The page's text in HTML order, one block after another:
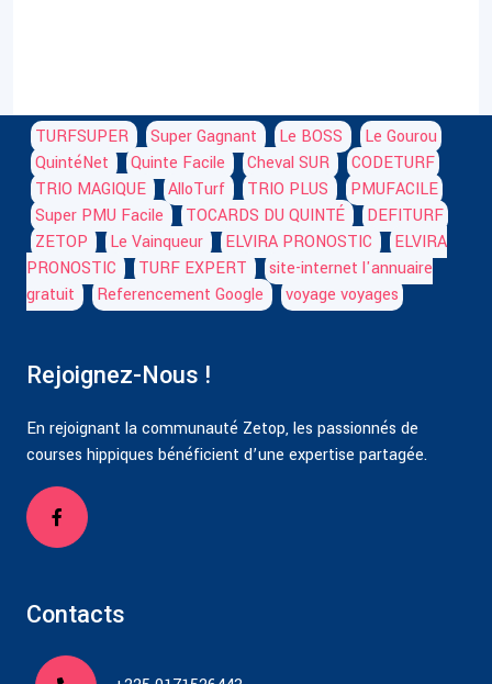
TURFSUPER Super Gagnant Le BOSS
Le Gourou
QuintéNet
Quinte Facile Cheval SUR
CODETURF
TRIO MAGIQUE
AlloTurf TRIO PLUS
PMUFACILE
Super PMU Facile
TOCARDS DU QUINTÉ
DEFITURF
ZETOP
Le Vainqueur ELVIRA PRONOSTIC
ELVIRA
PRONOSTIC
TURF EXPERT
site-internet l'annuaire
gratuit
Referencement Google voyage voyages
Rejoignez-Nous !
En rejoignant la communauté Zetop, les passionnés de
courses hippiques bénéficient d’une expertise partagée.
Contacts